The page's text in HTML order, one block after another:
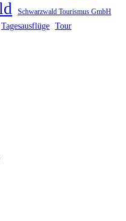
Schwarzwald Tourismus GmbH
Tagesausflüge Tour